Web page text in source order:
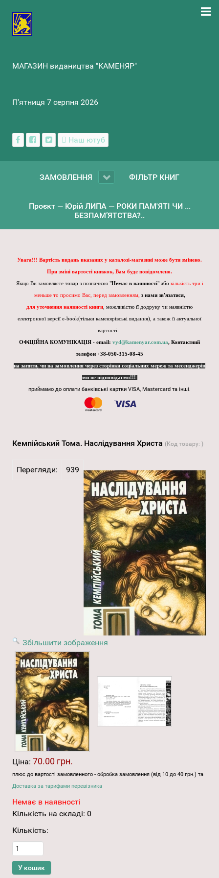
МАГАЗИН видаництва "КАМЕНЯР"
П'ятниця 7 серпня 2026
Наш ютуб
ЗАМОВЛЕННЯ ФІЛЬТР КНИГ
Проєкт — Юрій ЛИПА — РОКИ ПАМ'ЯТІ ЧИ ...
БЕЗПАМ’ЯТСТВА?..
Увага!!! Вартість видань вказаних у каталозі-магазині може бути змінено.
При зміні вартості книжок, Вам буде повідомлено.
Якщо Ви замовляєте товар з позначкою "Немає в наявності" або кількість три і
меньше то просимо Вас, перед замовленням, з нами зв'язатися,
для уточнення наявності книги , можливістю її додруку чи наявністю
електронної версії e-book(тільки каменярівські видання), а також її актуальної
вартості.
ОФіЦІЙНА КОМУНІКАЦІЯ - email: vyd@kamenyar.com.ua, Контактний
телефон +38-050-315-08-45
на запити, чи на замовлення через сторінки соціальних мереж та месенджерів
ми не відповідаємо!!!
приймамо до оплати банківські картки VISA, Mastercard та інші.
Кемпійський Тома. Наслідування Христа (Код товару: )
Перегляди: 939
Збільшити зображення
Ціна: 70.00 грн.
плюс до вартості замовленного - обробка замовлення (від 10 до 40 грн.) та
Доставка за тарифами перевізника
Немає в наявності
Кількість на складі: 0
Кількість: